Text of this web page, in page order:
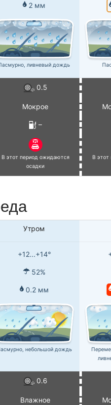
2 мм
ливневый дождь
0.5
Мокрое
–
В этот период ожидаются
осадки
В
Утром
+12...+14°
52%
0.2 мм
небольшой дождь
0.6
Влажное